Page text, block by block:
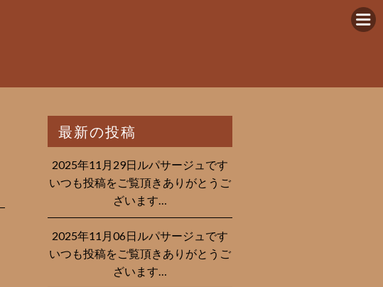
最新の投稿
2025年11月29日ルパサージュです︎
いつも投稿をご覧頂きありがとうご
ざいます…
2025年11月06日ルパサージュです︎
いつも投稿をご覧頂きありがとうご
ざいます…